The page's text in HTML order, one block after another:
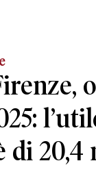
di